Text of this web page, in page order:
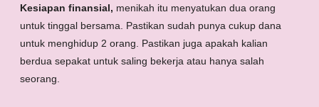
Kesiapan finansial, menikah itu menyatukan dua orang
untuk tinggal bersama. Pastikan sudah punya cukup dana
untuk menghidup 2 orang. Pastikan juga apakah kalian
berdua sepakat untuk saling bekerja atau hanya salah
seorang.